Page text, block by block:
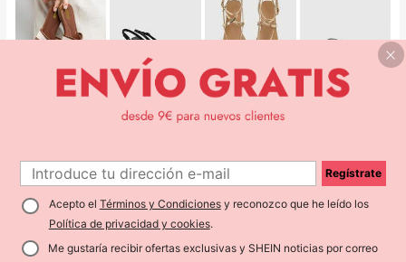
,93€ 18 ,58€ 16,83€ 17,60€
Regístrate
Acepto el Términos y Condicionesy reconozco que he leído los
Política de privacidad y cookies.
Me gustaría recibir ofertas exclusivas y SHEIN noticias por correo